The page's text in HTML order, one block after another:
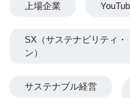
上場企業
SX（サステナビリティ
ン）
サステナブル経営